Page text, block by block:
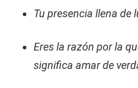
Tu presencia llena de
Eres la razón por la
significa amar de